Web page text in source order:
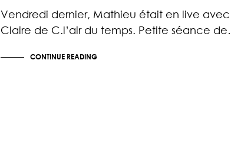
Vendredi dernier, Mathieu était en live avec
Claire de C.l’air du temps. Petite séance
CONTINUE READING